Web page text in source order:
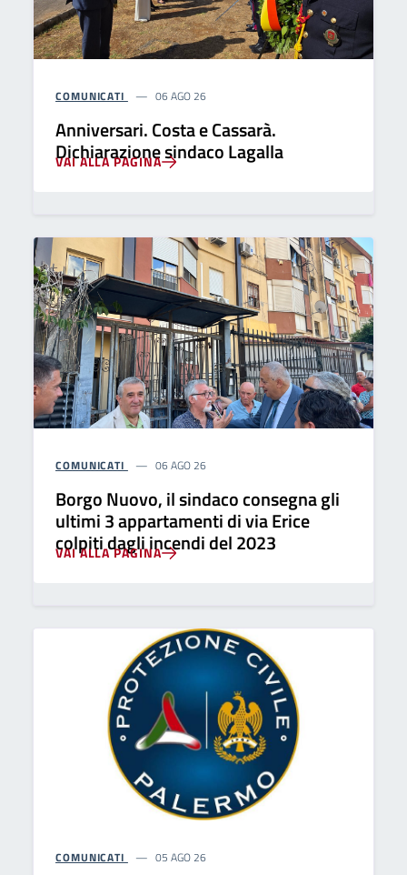
COMUNICATI 06 AGO 26
Anniversari. Costa e Cassarà.
Dichiarazione sindaco Lagalla
VAI ALLA PAGINA
COMUNICATI 06 AGO 26
Borgo Nuovo, il sindaco consegna gli
ultimi 3 appartamenti di via Erice
colpiti dagli incendi del 2023
VAI ALLA PAGINA
COMUNICATI 05 AGO 26